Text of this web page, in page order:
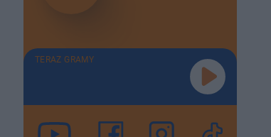
TERAZ GRAMY